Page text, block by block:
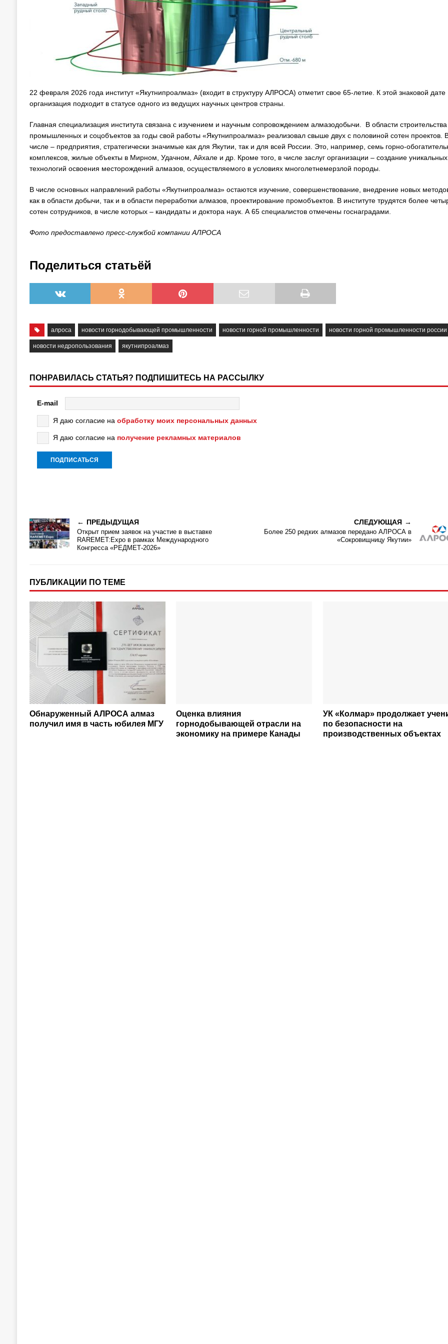
22 февраля 2026 года институт «Якутнипроалмаз» (входит в структуру АЛРОСА) отметит свое 65-летие. К этой знаковой дате
организация подходит в статусе одного из ведущих научных центров страны.
Главная специализация института связана с изучением и научным сопровождением алмазодобычи. В области строительства
промышленных и соцобъектов за годы свой работы «Якутнипроалмаз» реализовал свыше двух с половиной сотен проектов.
числе – предприятия, стратегически значимые как для Якутии, так и для всей России. Это, например, семь горно-
комплексов, жилые объекты в Мирном, Удачном, Айхале и др. Кроме того, в числе заслуг организации – создание уникальных
технологий освоения месторождений алмазов, осуществляемого в условиях многолетнемерзлой породы.
В числе основных направлений работы «Якутнипроалмаз» остаются изучение, совершенствование, внедрение новых
как в области добычи, так и в области переработки алмазов, проектирование промобъектов. В институте трудятся более
сотен сотрудников, в числе которых – кандидаты и доктора наук. А 65 специалистов отмечены госнаградами.
Фото предоставлено пресс-службой компании АЛРОСА
Поделиться статьёй
алроса новости горнодобывающей промышленности новости горной промышленности новости горной промышленности россии
новости недропользования якутнипроалмаз
ПОНРАВИЛАСЬ СТАТЬЯ? ПОДПИШИТЕСЬ НА РАССЫЛКУ
E-mail
Я даю согласие на обработку моих персональных данных
Я даю согласие на получение рекламных материалов
ПРЕДЫДУЩАЯ
Открыт прием заявок на участие в выставке
RAREMET:Expo в рамках Международного
Конгресса «РЕДМЕТ-2026»
СЛЕДУЮЩАЯ
Более 250 редких алмазов передано АЛРОСА в
«Сокровищницу Якутии»
ПУБЛИКАЦИИ ПО ТЕМЕ
Обнаруженный АЛРОСА алмаз
получил имя в часть юбилея МГУ
Оценка влияния
горнодобывающей отрасли на
экономику на примере Канады
УК «Колмар» продолжает
по безопасности на
производственных объектах